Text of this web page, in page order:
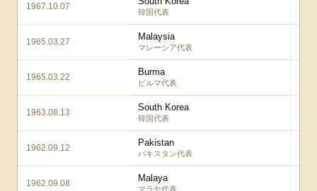
1967.10.07
韓国代表
1965.03.27 Malaysia
マレーシア代表
1965.03.22 Burma
ビルマ代表
1963.08.13 South Korea
韓国代表
1962.09.12 Pakistan
パキスタン代表
1962.09.08 Malaya
マラヤ代表